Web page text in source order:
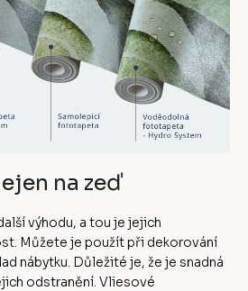
na zeď
výhodu, a tou je jejich
Můžete je použít při dekorování
nábytku. Důležité je, že je snadná
odstranění. Vliesové